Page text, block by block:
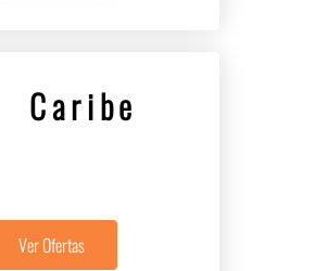
Caribe
Ver Ofertas